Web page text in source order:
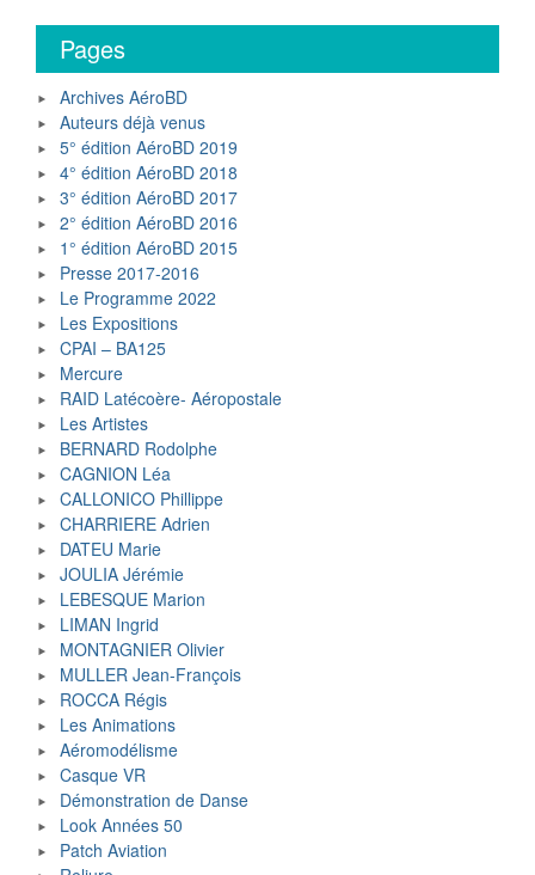
Pages
Archives AéroBD
Auteurs déjà venus
5° édition AéroBD 2019
4° édition AéroBD 2018
3° édition AéroBD 2017
2° édition AéroBD 2016
1° édition AéroBD 2015
Presse 2017-2016
Le Programme 2022
Les Expositions
CPAI – BA125
Mercure
RAID Latécoère- Aéropostale
Les Artistes
BERNARD Rodolphe
CAGNION Léa
CALLONICO Phillippe
CHARRIERE Adrien
DATEU Marie
JOULIA Jérémie
LEBESQUE Marion
LIMAN Ingrid
MONTAGNIER Olivier
MULLER Jean-François
ROCCA Régis
Les Animations
Aéromodélisme
Casque VR
Démonstration de Danse
Look Années 50
Patch Aviation